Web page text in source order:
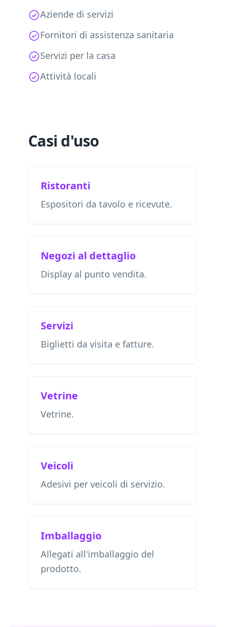
Aziende di servizi
Fornitori di assistenza sanitaria
Servizi per la casa
Attività locali
Casi d'uso
Ristoranti
Espositori da tavolo e ricevute.
Negozi al dettaglio
Display al punto vendita.
Servizi
Biglietti da visita e fatture.
Vetrine
Vetrine.
Veicoli
Adesivi per veicoli di servizio.
Imballaggio
Allegati all'imballaggio del
prodotto.